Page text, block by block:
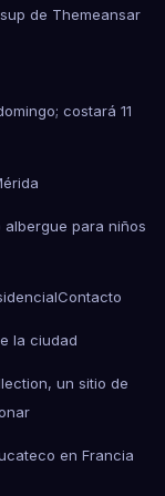
de Themeansar
costará 11
para niños
Contacto
la ciudad
un sitio de
en Francia